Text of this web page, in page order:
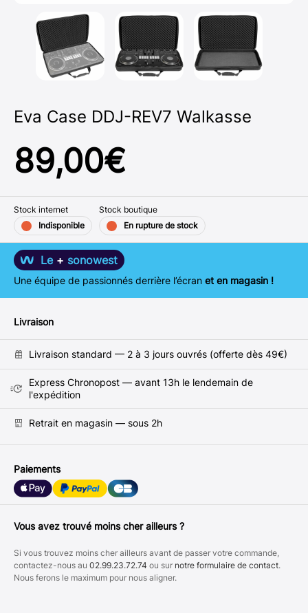
Eva Case DDJ-REV7 Walkasse
89,00€
Stock internet
Indisponible
Stock boutique
En rupture de stock
Le + sonowest
Une équipe de passionnés derrière l’écran et en magasin !
Livraison
Livraison standard — 2 à 3 jours ouvrés (offerte dès 49€)
Express Chronopost — avant 13h le lendemain de
l'expédition
Retrait en magasin — sous 2h
Paiements
Vous avez trouvé moins cher ailleurs ?
Si vous trouvez moins cher ailleurs avant de passer votre commande,
contactez-nous au 02.99.23.72.74 ou sur notre formulaire de contact.
Nous ferons le maximum pour nous aligner.